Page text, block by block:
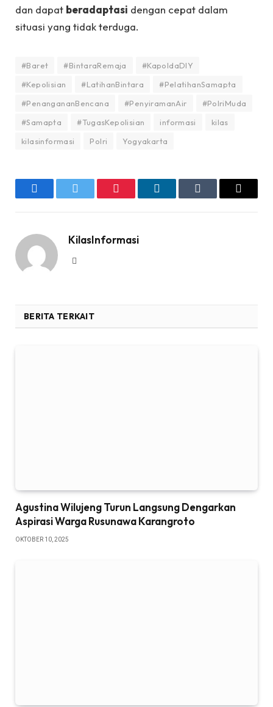
dan dapat beradaptasi dengan cepat dalam
situasi yang tidak terduga.
#Baret #BintaraRemaja
#KapoldaDIY
#Kepolisian
#LatihanBintara
#PelatihanSamapta
#PenangananBencana
#PenyiramanAir
#PolriMuda
#Samapta
#TugasKepolisian informasi
kilas
kilasinformasi
Polri Yogyakarta
FacebookTwitter Pinterest LinkedInTumblr Email
KilasInformasi
BERITA TERKAIT
Agustina Wilujeng Turun Langsung Dengarkan
Aspirasi Warga Rusunawa Karangroto
OKTOBER 10, 2025